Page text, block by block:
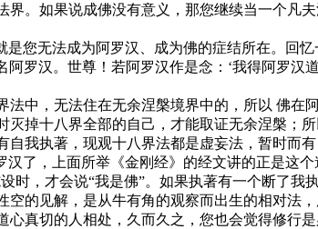
。如果说成佛没有意义，那您继续当一个凡
您无法成为阿罗汉、成为佛的症结所在。回忆
罗汉。世尊！若阿罗汉作是念：‘我得阿罗汉
中，无法住在无余涅槃境界中的，所以 佛在
掉十八界全部的自己，才能取证无余涅槃；
我执著，现观十八界法都是虚妄法，暂时而
了，上面所举《金刚经》的经文讲的正是这
时，才会说“我是佛”。如果执著有一个断了我
的见解，是从牛有角的观察而出生的相对法
真切的人相处，久而久之，您也会觉得修行